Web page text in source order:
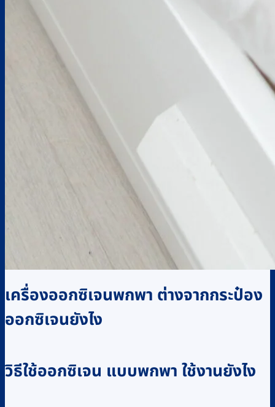
เครื่องออกซิเจนพกพา ต่างจากกระป๋อง
ออกซิเจนยังไง
วิธีใช้ออกซิเจน แบบพกพา ใช้งานยังไง